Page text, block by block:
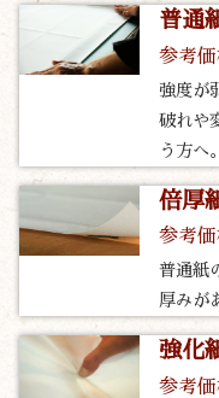
普通
参考
強度が
破れや
う方へ。
倍厚
参考
普通紙
厚みが
強化
参考